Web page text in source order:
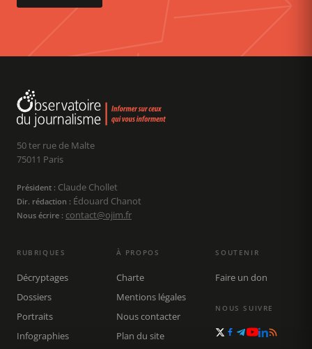
50 ter rue de Malte
75011 Paris
Président : Claude Chollet
Dir. rédaction : Édouard Chanot
Nous écrire : contact@ojim.fr
RUBRIQUES
Décryptages
Dossiers
Portraits
Infographies
À PROPOS
Charte
Mentions légales
Nous contacter
Plan du site
SOUTENIR
Faire un don
NOUS SUIVRE